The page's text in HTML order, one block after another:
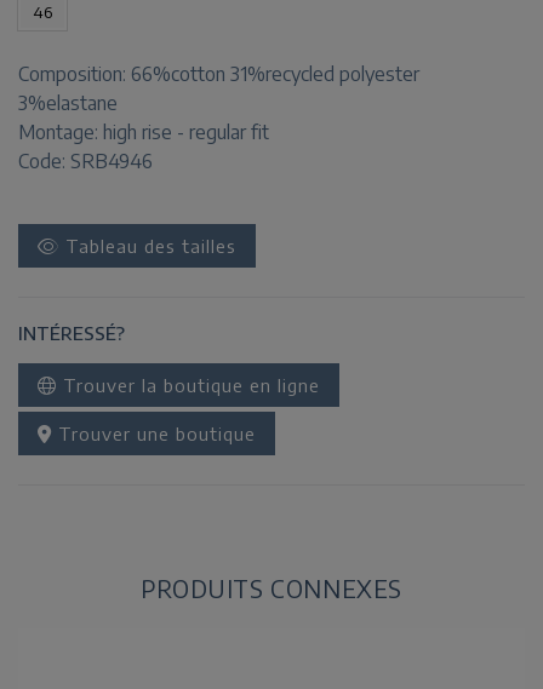
46
Composition: 66%cotton 31%recycled polyester
3%elastane
Montage: high rise - regular fit
Code: SRB4946
Tableau des tailles
INTÉRESSÉ?
Trouver la boutique en ligne
Trouver une boutique
PRODUITS CONNEXES